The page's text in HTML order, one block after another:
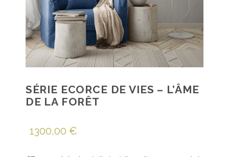
SÉRIE ECORCE DE VIES – L’ÂME
DE LA FORÊT
1300,00 €